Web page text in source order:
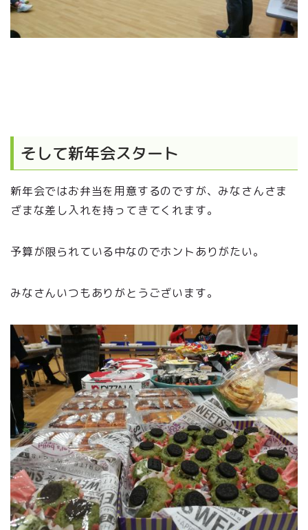
そして新年会スタート
新年会ではお弁当を用意するのですが、みなさんさま
ざまな差し入れを持ってきてくれます。
予算が限られている中なのでホントありがたい。
みなさんいつもありがとうございます。